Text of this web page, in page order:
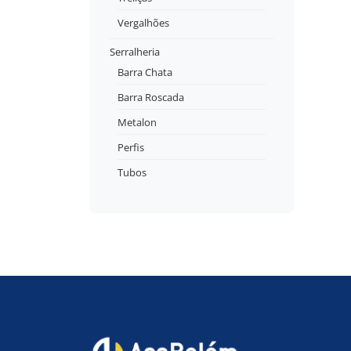
Vergalhões
Serralheria
Barra Chata
Barra Roscada
Metalon
Perfis
Tubos